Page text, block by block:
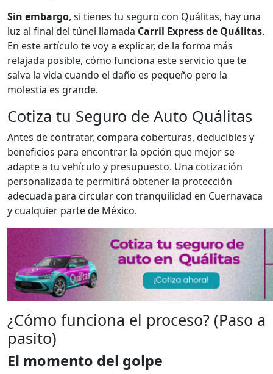
Sin embargo, si tienes tu seguro con Quálitas, hay una
luz al final del túnel llamada Carril Express de Quálitas.
En este artículo te voy a explicar, de la forma más
relajada posible, cómo funciona este servicio que te
salva la vida cuando el daño es pequeño pero la
molestia es grande.
Cotiza tu Seguro de Auto Quálitas
Antes de contratar, compara coberturas, deducibles y
beneficios para encontrar la opción que mejor se
adapte a tu vehículo y presupuesto. Una cotización
personalizada te permitirá obtener la protección
adecuada para circular con tranquilidad en Cuernavaca
y cualquier parte de México.
¿Cómo funciona el proceso? (Paso a
pasito)
El momento del golpe